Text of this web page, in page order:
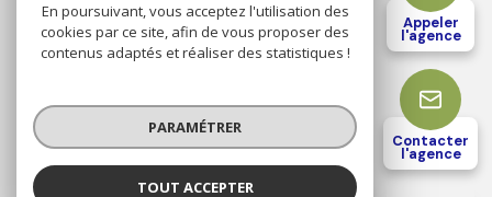
Appeler
l'agence
Contacter
l'agence
cookies
© 2026 | Tous droits réservés
Réalisé par
En poursuivant, vous acceptez l'utilisation des
cookies par ce site, afin de vous proposer des
contenus adaptés et réaliser des statistiques !
PARAMÉTRER
TOUT ACCEPTER